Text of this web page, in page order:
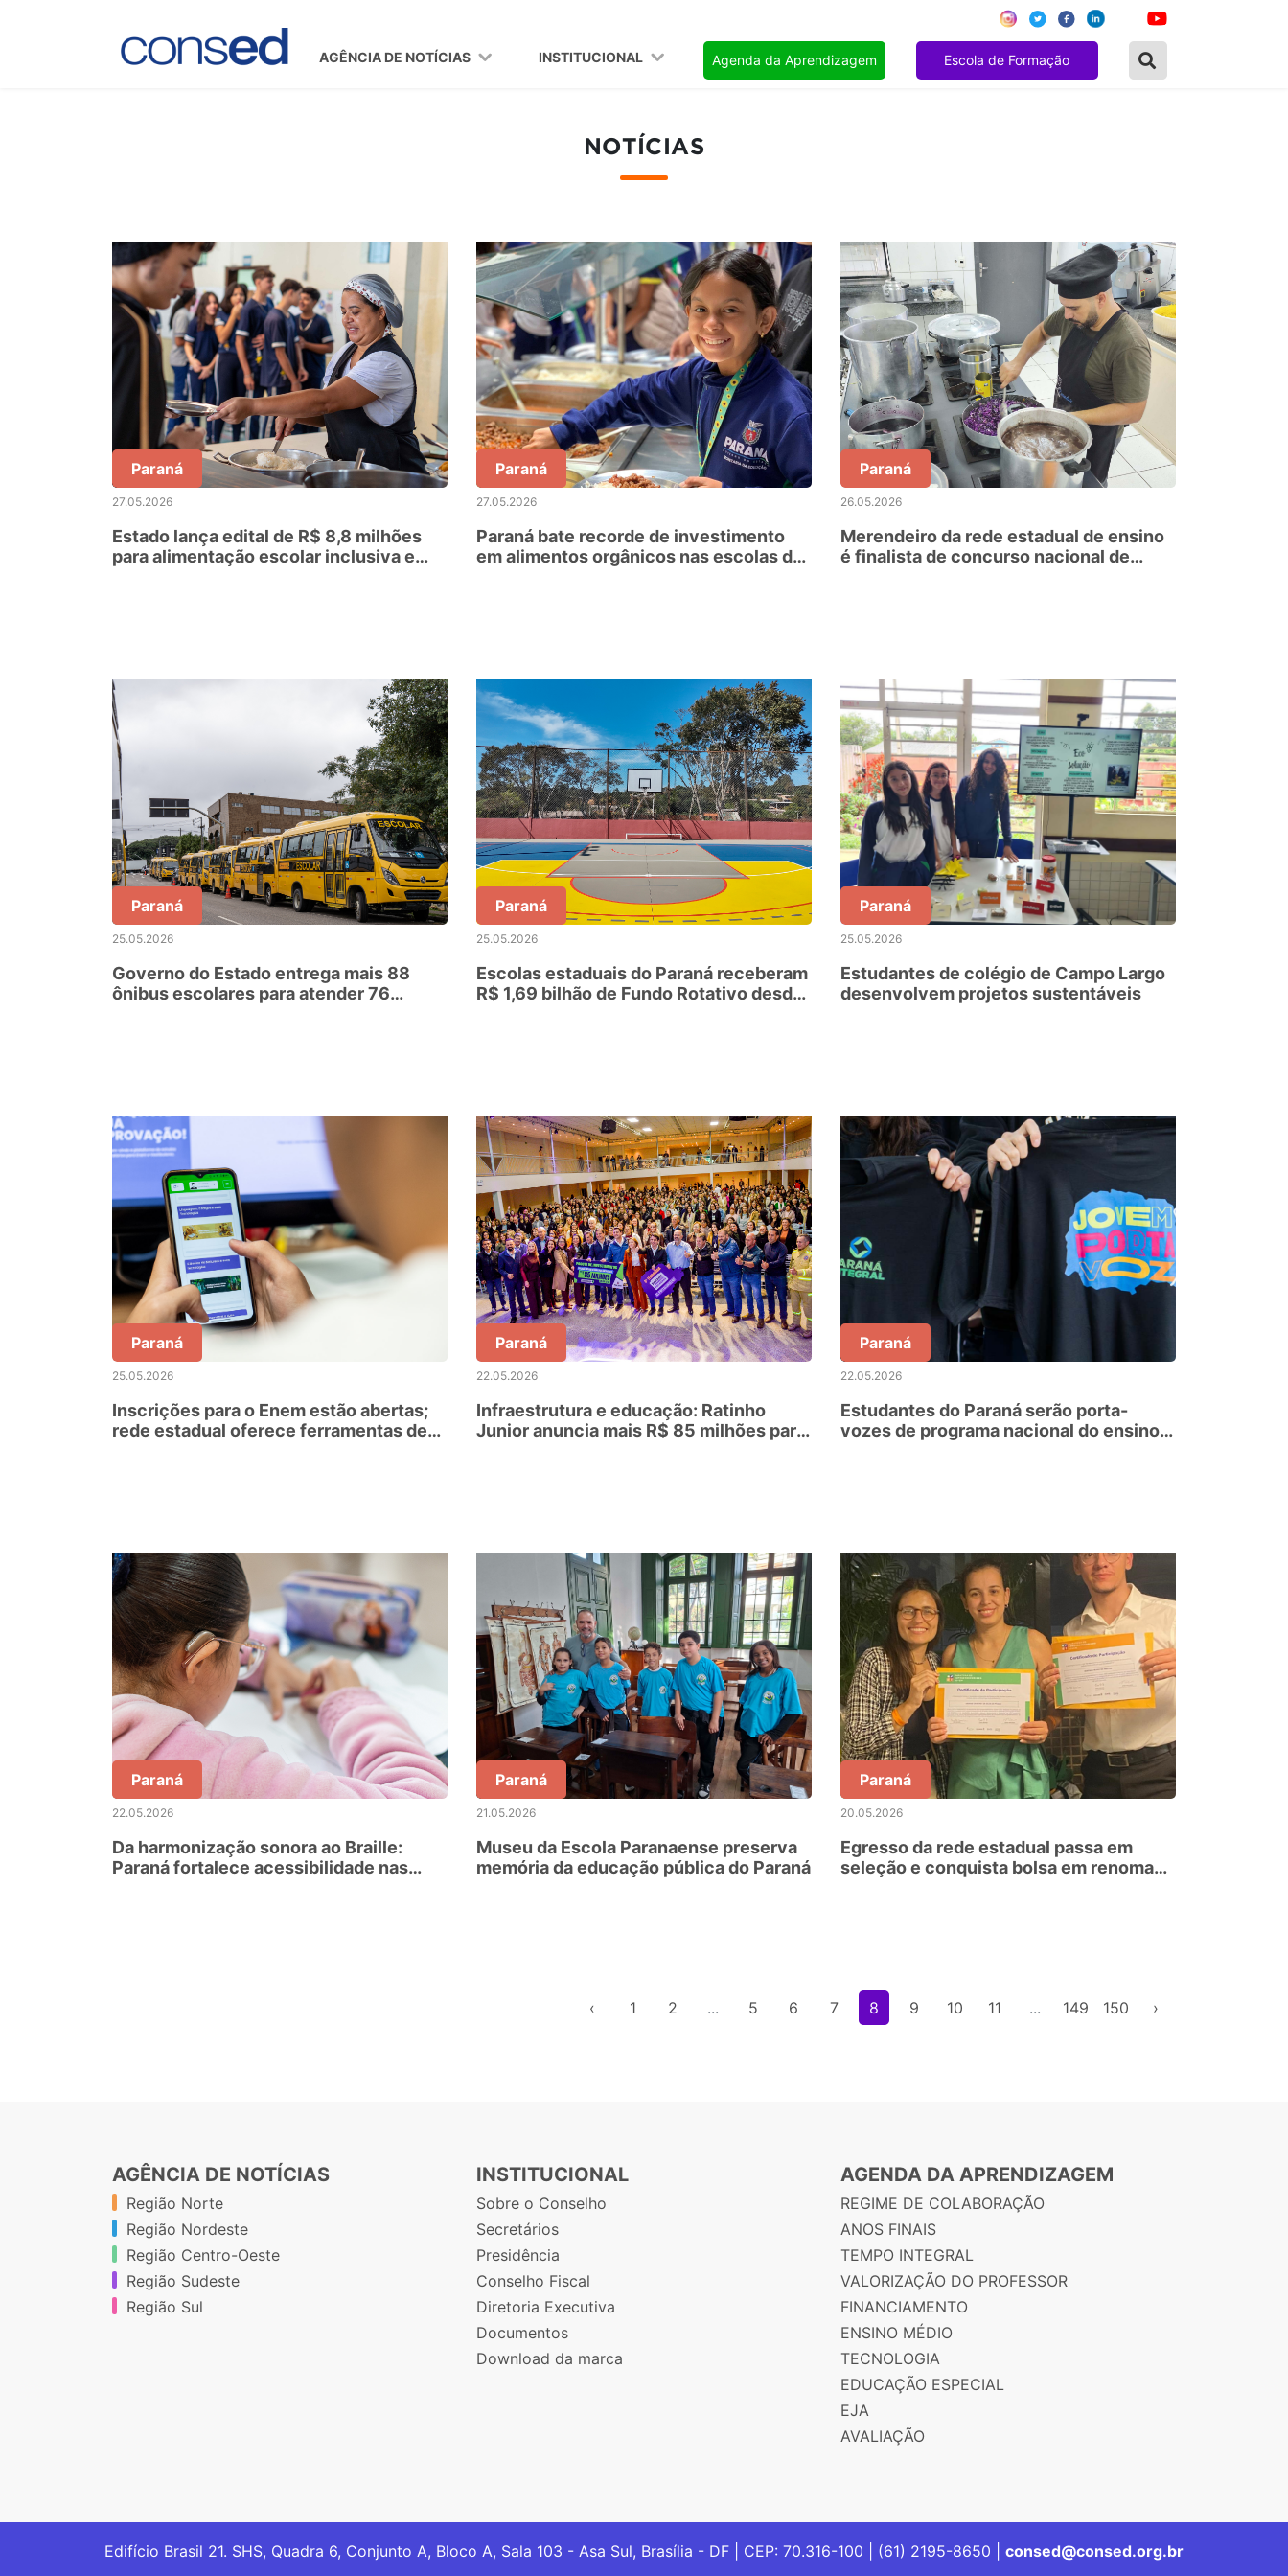
AGÊNCIA DE NOTÍCIAS INSTITUCIONAL Agenda da Aprendizagem Escola de Formação
NOTÍCIAS
Paraná
27.05.2026
Estado lança edital de R$ 8,8 milhões
para alimentação escolar inclusiva e
Paraná
27.05.2026
Paraná bate recorde de investimento
em alimentos orgânicos nas escolas da
Paraná
26.05.2026
Merendeiro da rede estadual de ensino
é finalista de concurso nacional de
Paraná
25.05.2026
Governo do Estado entrega mais 88
ônibus escolares para atender 76
Paraná
25.05.2026
Escolas estaduais do Paraná receberam
R$ 1,69 bilhão de Fundo Rotativo desde
Paraná
25.05.2026
Estudantes de colégio de Campo Largo
desenvolvem projetos sustentáveis
Paraná
25.05.2026
Inscrições para o Enem estão abertas;
rede estadual oferece ferramentas de
Paraná
22.05.2026
Infraestrutura e educação: Ratinho
Junior anuncia mais R$ 85 milhões para
Paraná
22.05.2026
Estudantes do Paraná serão porta-
vozes de programa nacional do ensino
Paraná
22.05.2026
Da harmonização sonora ao Braille:
Paraná fortalece acessibilidade nas
Paraná
21.05.2026
Museu da Escola Paranaense preserva
memória da educação pública do Paraná
Paraná
20.05.2026
Egresso da rede estadual passa em
seleção e conquista bolsa em renomada
‹ 1 2 ... 5 6 7 8 9 10 11 ... 149 150 ›
AGÊNCIA DE NOTÍCIAS
Região Norte
Região Nordeste
Região Centro-Oeste
Região Sudeste
Região Sul
INSTITUCIONAL
Sobre o Conselho
Secretários
Presidência
Conselho Fiscal
Diretoria Executiva
Documentos
Download da marca
AGENDA DA APRENDIZAGEM
REGIME DE COLABORAÇÃO
ANOS FINAIS
TEMPO INTEGRAL
VALORIZAÇÃO DO PROFESSOR
FINANCIAMENTO
ENSINO MÉDIO
TECNOLOGIA
EDUCAÇÃO ESPECIAL
EJA
AVALIAÇÃO
Edifício Brasil 21. SHS, Quadra 6, Conjunto A, Bloco A, Sala 103 - Asa Sul, Brasília - DF | CEP: 70.316-100 | (61) 2195-8650 | consed@consed.org.br